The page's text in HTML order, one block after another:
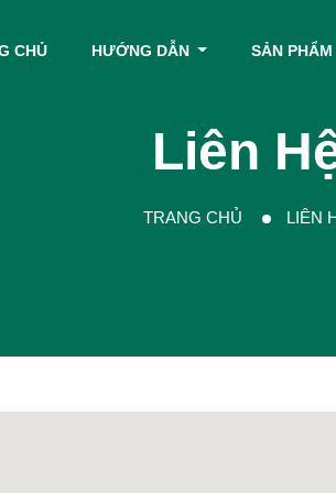
CHỦ HƯỚNG DẪN SẢN PHẨM
Liên
TRANG CHỦ LIÊN